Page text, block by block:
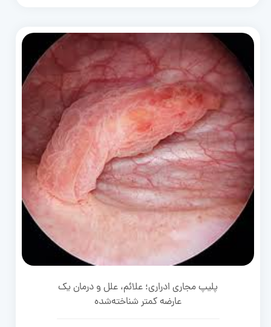
پلیپ مجاری ادراری؛ علائم، علل و درمان یک
عارضه کمتر شناخته‌شده